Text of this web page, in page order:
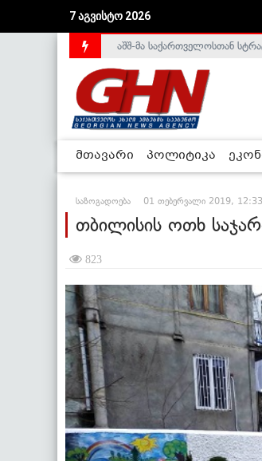
7 აგვისტო 2026
საქართველოს დე-ფაქტო
მთავარი პოლიტიკა
საზოგადოება 01 თებერვალი 2019, 12:33
თბილისის ოთხ
823